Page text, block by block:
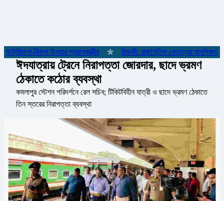
রিকশা উপহার প্রধানমন্ত্রীর রিজভী: রাজনৈতিক নেতৃত্বের মানসিকতা
ঈদযাত্রায় ট্রেনে নিরাপত্তা জোরদার, ছাদে ভ্রমণ
ঠেকাতে কঠোর ব্যবস্থা
কমলাপুর স্টেশন পরিদর্শনে রেল সচিব; টিকিটবিহীন যাত্রী ও ছাদে ভ্রমণ ঠেকাতে
তিন স্তরের নিরাপত্তা ব্যবস্থা